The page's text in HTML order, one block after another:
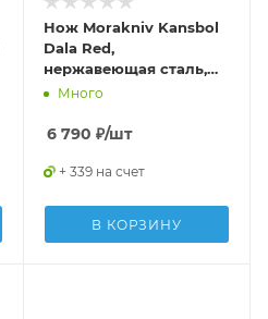
Нож Morakniv Kansbol
Dala Red,
нержавеющая сталь,
14143
Много
6 790 ₽/шт
+ 339 на счет
В КОРЗИНУ